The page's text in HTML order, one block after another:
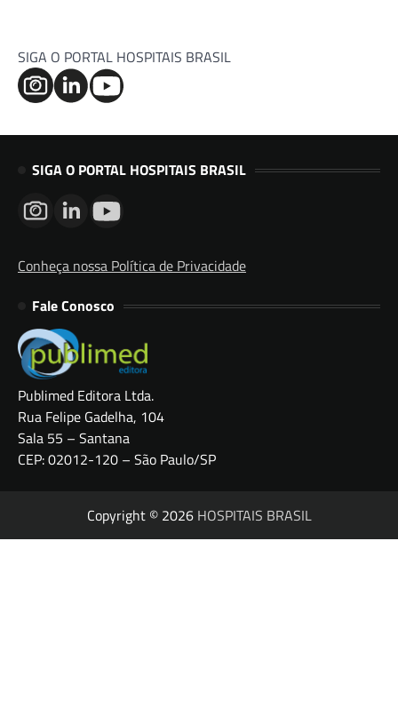
SIGA O PORTAL HOSPITAIS BRASIL
SIGA O PORTAL HOSPITAIS BRASIL
Conheça nossa Política de Privacidade
Fale Conosco
Publimed Editora Ltda.
Rua Felipe Gadelha, 104
Sala 55 – Santana
CEP: 02012-120 – São Paulo/SP
Copyright © 2026 HOSPITAIS BRASIL